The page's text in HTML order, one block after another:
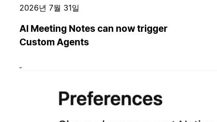
2026년 7월 31일
AI Meeting Notes can now trigger
Custom Agents